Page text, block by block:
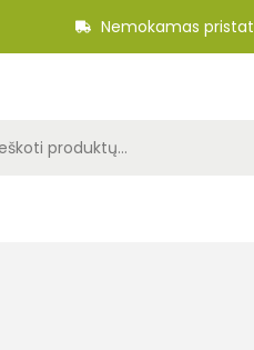
Nemokamas